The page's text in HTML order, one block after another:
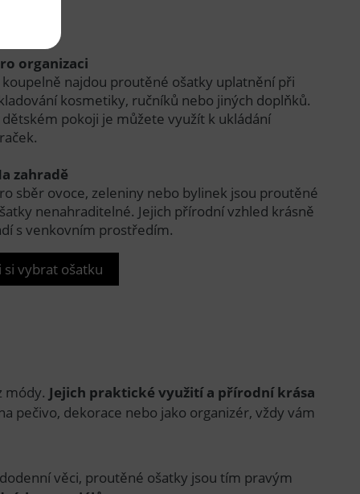
organizaci
koupelně najdou proutěné ošatky uplatnění při
kosmetiky, ručníků nebo jiných doplňků.
dětském pokoji je můžete využít k ukládání
zahradě
sběr ovoce, zeleniny nebo bylinek jsou proutěné
nenahraditelné. Jejich přírodní vzhled krásně
s venkovním prostředím.
si vybrat ošatku
módy. Jejich praktické využití a přírodní krása
pečivo, dekorace nebo jako organizér, vždy vám
věci, proutěné ošatky jsou tím pravým